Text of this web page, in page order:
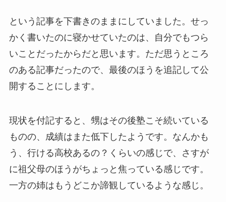
という記事を下書きのままにしていました。せっ
かく書いたのに寝かせていたのは、自分でもつら
いことだったからだと思います。ただ思うところ
のある記事だったので、最後のほうを追記して公
開することにします。
現状を付記すると、甥はその後塾こそ続いている
ものの、成績はまた低下したようです。なんかも
う、行ける高校あるの？くらいの感じで、さすが
に祖父母のほうがちょっと焦っている感じです。
一方の姉はもうどこか諦観しているような感じ。